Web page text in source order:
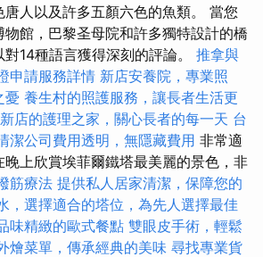
人以及許多五顏六色的魚類。 當您
館，巴黎圣母院和許多獨特設計的橋
14種語言獲得深刻的評論。 推拿與
申請服務詳情 新店安養院，專業照
憂 養生村的照護服務，讓長者生活更
新店的護理之家，關心長者的每一天 台
潔公司費用透明，無隱藏費用 非常適
上欣賞埃菲爾鐵塔最美麗的景色，非
筋療法 提供私人居家清潔，保障您的
，選擇適合的塔位，為先人選擇最佳
味精緻的歐式餐點 雙眼皮手術，輕鬆
燴菜單，傳承經典的美味 尋找專業貨